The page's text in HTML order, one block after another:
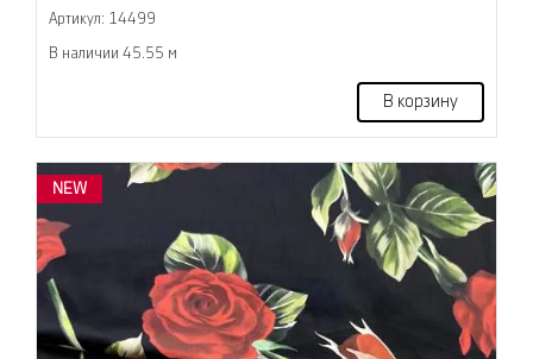
Артикул: 14499
В наличии 45.55 м
В корзину
NEW